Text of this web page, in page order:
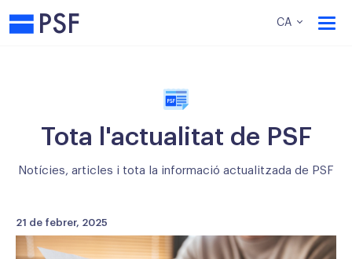
PSF CA
Tota l'actualitat de PSF
Notícies, articles i tota la informació actualitzada de PSF
21 de febrer, 2025